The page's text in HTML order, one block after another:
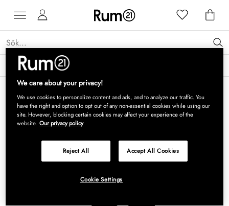
Få 15 % rabatt på Grythyttan Stålmöbler* →
We care about your privacy!
We use cookies to personalize content and ads, and to analyze our traffic. You
have the right and option to opt out of any non-essential cookies while using our
site. However, blocking certain cookies may affect your experience of the
website. Our privacy policy
Reject All Accept All Cookies
Cookie Settings